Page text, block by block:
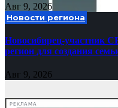
Авг 9, 2026
Новости региона
Новосибирец-участник
регион для создания
Авг 9, 2026
РЕКЛАМА